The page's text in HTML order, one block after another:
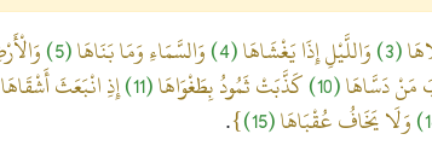
(3) وَاللَّيْلِ إِذَا يَغْشَاهَا(4) وَالسَّمَاءِ وَمَا بَنَاهَا(5)
مَنْ دَسَّاهَا(10) كَذَّبَتْ ثَمُودُ بِطَغْوَاهَا(11) إِذِ انْبَعَثَ أَشْقَاهَا
وَلَا يَخَافُ عُقْبَاهَا(15)
}
.